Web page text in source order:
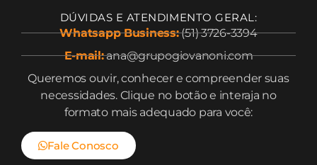
DÚVIDAS E ATENDIMENTO GERAL:
Whatsapp Business:(51) 3726-3394
E-mail:ana@grupogiovanoni.com
Queremos ouvir, conhecer e compreender suas
necessidades. Clique no botão e interaja no
formato mais adequado para você:
Fale Conosco